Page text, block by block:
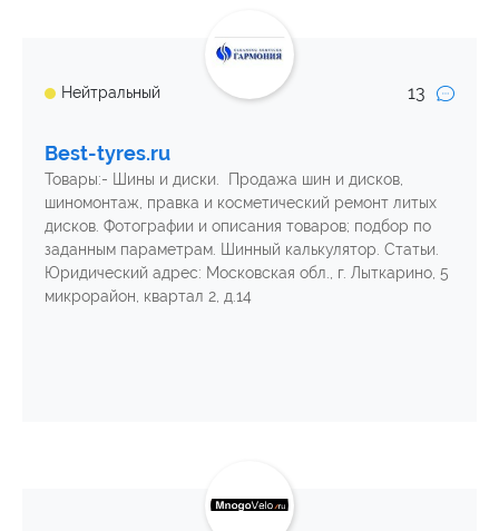
Нейтральный 13
Best-tyres.ru
Товары:- Шины и диски. Продажа шин и дисков,
шиномонтаж, правка и косметический ремонт литых
дисков. Фотографии и описания товаров; подбор по
заданным параметрам. Шинный калькулятор. Статьи.
Юридический адрес: Московская обл., г. Лыткарино, 5
микрорайон, квартал 2, д.14